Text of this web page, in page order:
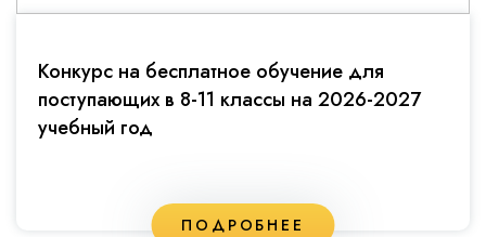
Конкурс на бесплатное обучение для
поступающих в 8-11 классы на 2026-2027
учебный год
ПОДРОБНЕЕ